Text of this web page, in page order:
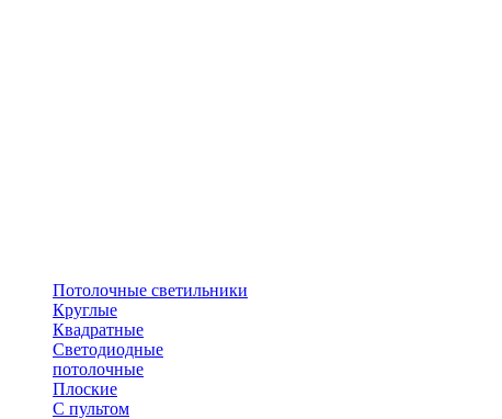
Потолочные светильники
Круглые
Квадратные
Светодиодные
потолочные
Плоские
С пультом